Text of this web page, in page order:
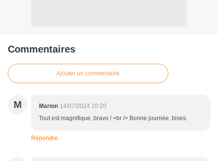
Commentaires
Ajouter un commentaire
M Marion 14/07/2024 10:20
Tout est magnifique, bravo ! <br /> Bonne journée, bises.
Répondre